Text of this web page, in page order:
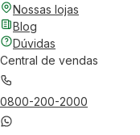
Nossas lojas
Blog
Dúvidas
Central de vendas
0800-200-2000